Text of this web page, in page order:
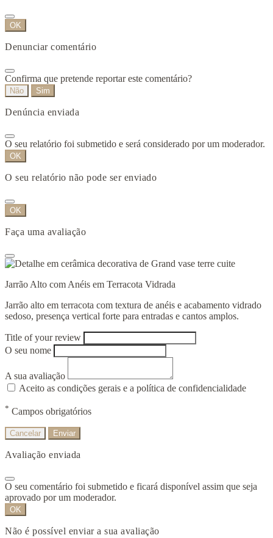
OK
Denunciar comentário
Confirma que pretende reportar este comentário?
Não Sim
Denúncia enviada
O seu relatório foi submetido e será considerado por um moderador.
OK
O seu relatório não pode ser enviado
OK
Faça uma avaliação
Jarrão Alto com Anéis em Terracota Vidrada
Jarrão alto em terracota com textura de anéis e acabamento vidrado
sedoso, presença vertical forte para entradas e cantos amplos.
Title of your review
O seu nome
A sua avaliação
Aceito as condições gerais e a política de confidencialidade
* Campos obrigatórios
Cancelar Enviar
Avaliação enviada
O seu comentário foi submetido e ficará disponível assim que seja
aprovado por um moderador.
OK
Não é possível enviar a sua avaliação